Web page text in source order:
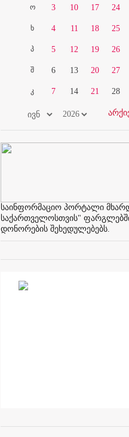
ო
ხ
პ
შ
კ
3
4
5
6
7
10
11
12
13
14
17
18
19
20
21
24
25
26
27
28
საინფორმაციო პორტალი
საქართველოსთვის"
დონორების შეხედულებებს.